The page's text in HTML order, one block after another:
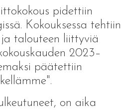
pidettiin
Kokouksessa tehtiin
talouteen liittyviä
2023–
päätettiin
on aika